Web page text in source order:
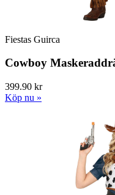
Fiestas Guirca
Cowboy
399.90 kr
Köp nu »